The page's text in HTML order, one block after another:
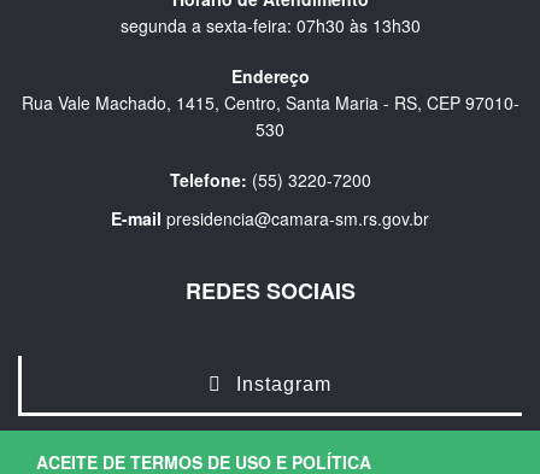
ACEITE DE TERMOS DE USO E POLÍTICA
segunda a sexta-feira: 07h30 às 13h30
Endereço
Rua Vale Machado, 1415, Centro, Santa Maria - RS, CEP 97010-
530
Telefone: (55) 3220-7200
E-mail presidencia@camara-sm.rs.gov.br
REDES SOCIAIS
Instagram